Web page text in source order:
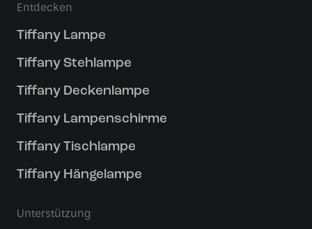
Entdecken
Tiffany Lampe
Tiffany Stehlampe
Tiffany Deckenlampe
Tiffany Lampenschirme
Tiffany Tischlampe
Tiffany Hängelampe
Unterstützung